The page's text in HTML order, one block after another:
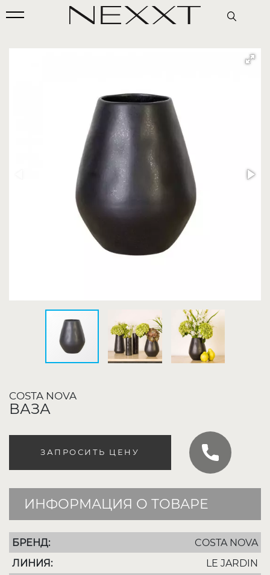
COSTA NOVA
ВАЗА
ЗАПРОСИТЬ ЦЕНУ
ИНФОРМАЦИЯ О ТОВАРЕ
БРЕНД:
COSTA NOVA
ЛИНИЯ:
LE JARDIN